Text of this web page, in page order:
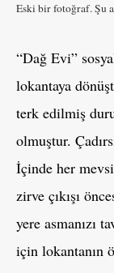
Eski bir fotoğraf. Şu
“Dağ Evi”
lokantaya
terk edilmiş
olmuştur.
İçinde her
zirve çıkışı
yere asmanızı
için lokantanın